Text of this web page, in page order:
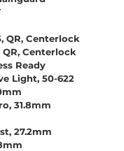
QR, Centerlock
Centerlock
Ready
Light, 50-622
31.8mm
27.2mm